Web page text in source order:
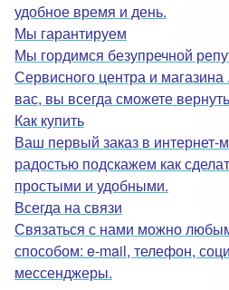
удобное время и день.
Мы гарантируем
Мы гордимся безупречной
Сервисного центра и магазина
вас, вы всегда сможете
Как купить
Ваш первый заказ в интернет-
радостью подскажем как
простыми и удобными.
Всегда на связи
Связаться с нами можно
способом: e-mail, телефон,
мессенджеры.